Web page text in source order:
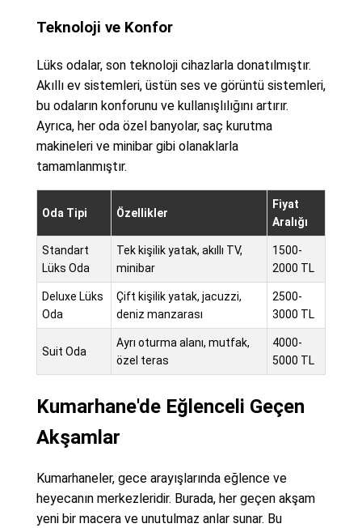
Teknoloji ve Konfor
Lüks odalar, son teknoloji cihazlarla donatılmıştır.
Akıllı ev sistemleri, üstün ses ve görüntü sistemleri,
bu odaların konforunu ve kullanışlılığını artırır.
Ayrıca, her oda özel banyolar, saç kurutma
makineleri ve minibar gibi olanaklarla
tamamlanmıştır.
Oda Tipi Özellikler
Fiyat
Aralığı
Standart
Lüks Oda
Tek kişilik yatak, akıllı TV,
minibar
1500-
2000 TL
Deluxe Lüks
Oda
Çift kişilik yatak, jacuzzi,
deniz manzarası
2500-
3000 TL
Suit Oda
Ayrı oturma alanı, mutfak,
özel teras
4000-
5000 TL
Kumarhane'de Eğlenceli Geçen
Akşamlar
Kumarhaneler, gece arayışlarında eğlence ve
heyecanın merkezleridir. Burada, her geçen akşam
yeni bir macera ve unutulmaz anlar sunar. Bu